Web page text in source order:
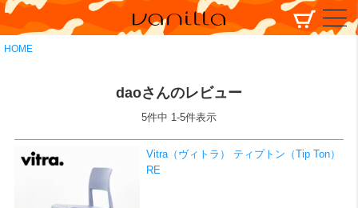
HOME
daoさんのレビュー
5件中 1-5件表示
Vitra（ヴィトラ） ティプトン（Tip Ton）
RE